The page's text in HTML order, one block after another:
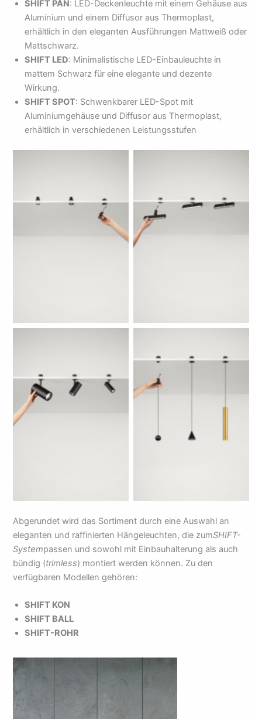
SHIFT PAN: LED-Deckenleuchte mit einem Gehäuse aus
Aluminium und einem Diffusor aus Thermoplast,
erhältlich in den eleganten Ausführungen Mattweiß oder
Mattschwarz.
SHIFT LED: Minimalistische LED-Einbauleuchte in
mattem Schwarz für eine elegante und dezente
Wirkung.
SHIFT SPOT: Schwenkbarer LED-Spot mit
Aluminiumgehäuse und Diffusor aus Thermoplast,
erhältlich in verschiedenen Leistungsstufen
Abgerundet wird das Sortiment durch eine Auswahl an
eleganten und raffinierten Hängeleuchten, die zumSHIFT-
Systempassen und sowohl mit Einbauhalterung als auch
bündig (trimless) montiert werden können. Zu den
verfügbaren Modellen gehören:
SHIFT KON
SHIFT BALL
SHIFT-ROHR